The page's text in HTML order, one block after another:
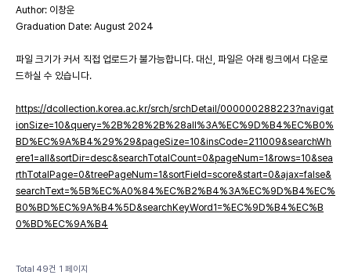
Author: 이창운
Graduation Date: August 2024
파일 크기가 커서 직접 업로드가 불가능합니다. 대신, 파일은 아래 링크에서 다운로
드하실 수 있습니다.
https://dcollection.korea.ac.kr/srch/srchDetail/000000288223?navigat
ionSize=10&query=%2B%28%2B%28all%3A%EC%9D%B4%EC%B0%
BD%EC%9A%B4%29%29&pageSize=10&insCode=211009&searchWh
ere1=all&sortDir=desc&searchTotalCount=0&pageNum=1&rows=10&sea
rthTotalPage=0&treePageNum=1&sortField=score&start=0&ajax=false&
searchText=%5B%EC%A0%84%EC%B2%B4%3A%EC%9D%B4%EC%
B0%BD%EC%9A%B4%5D&searchKeyWord1=%EC%9D%B4%EC%B
0%BD%EC%9A%B4
Total 49건 1 페이지